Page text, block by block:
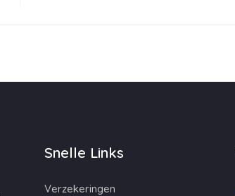
Snelle Links
Verzekeringen